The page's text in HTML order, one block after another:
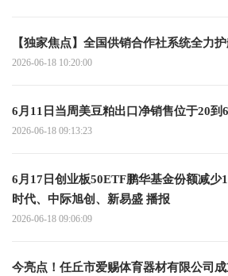
【独家焦点】全国供销合作社系统全力
2026-06-18 10:20:00
6月11日当周美豆粕出口净销售位于20到
2026-06-18 09:13:23
6月17日创业板50ETF鹏华基金份额减少
时代、中际旭创、新易盛 播报
2026-06-18 09:06:09
今亮点！任丘市爱赐体育器材有限公司